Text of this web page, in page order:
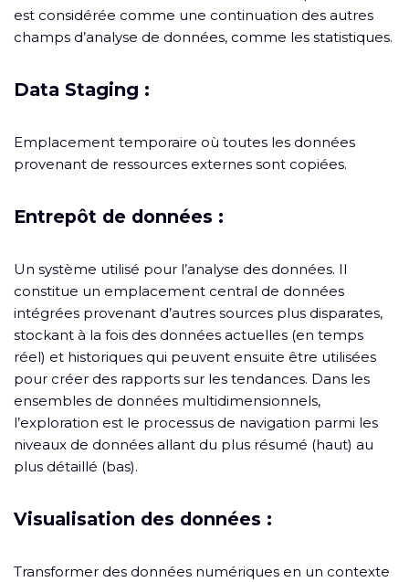
est considérée comme une continuation des autres
champs d’analyse de données, comme les statistiques.
Data Staging :
Emplacement temporaire où toutes les données
provenant de ressources externes sont copiées.
Entrepôt de données :
Un système utilisé pour l’analyse des données. Il
constitue un emplacement central de données
intégrées provenant d’autres sources plus disparates,
stockant à la fois des données actuelles (en temps
réel) et historiques qui peuvent ensuite être utilisées
pour créer des rapports sur les tendances. Dans les
ensembles de données multidimensionnels,
l’exploration est le processus de navigation parmi les
niveaux de données allant du plus résumé (haut) au
plus détaillé (bas).
Visualisation des données :
Transformer des données numériques en un contexte